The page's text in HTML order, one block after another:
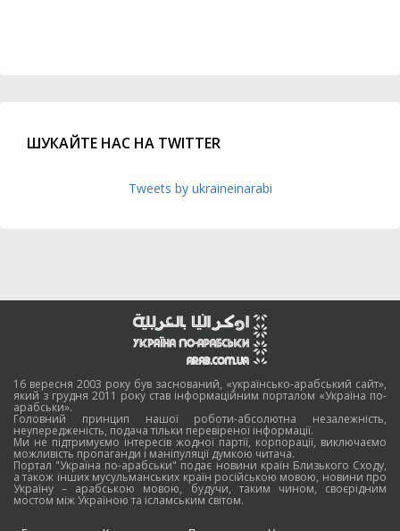
ШУКАЙТЕ НАС НА TWITTER
Tweets by ukraineinarabi
16 вересня 2003 року був заснований, «українсько-арабський сайт»,
який з грудня 2011 року став інформаційним порталом «Україна по-
арабськи».
Головний принцип нашої роботи-абсолютна незалежність,
неупередженість, подача тільки перевіреної інформації.
Ми не підтримуємо інтересів жодної партії, корпорації, виключаємо
можливість пропаганди і маніпуляції думкою читача.
Портал "Україна по-арабськи" подає новини країн Близького Сходу,
а також інших мусульманських країн російською мовою, новини про
Україну – арабською мовою, будучи, таким чином, своєрідним
мостом між Україною та ісламським світом.